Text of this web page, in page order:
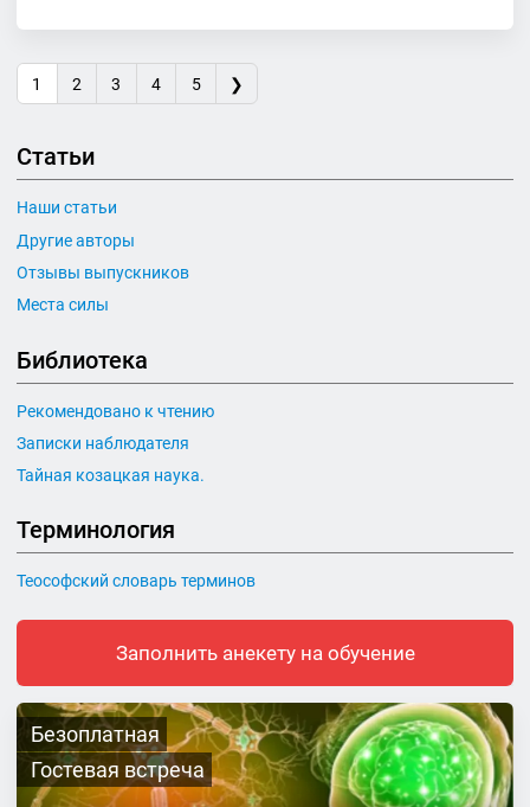
1 2 3 4 5 ❯
Статьи
Наши статьи
Другие авторы
Отзывы выпускников
Места силы
Библиотека
Рекомендовано к чтению
Записки наблюдателя
Тайная козацкая наука.
Терминология
Теософский словарь терминов
Заполнить анекету на обучение
Безоплатная
Гостевая встреча